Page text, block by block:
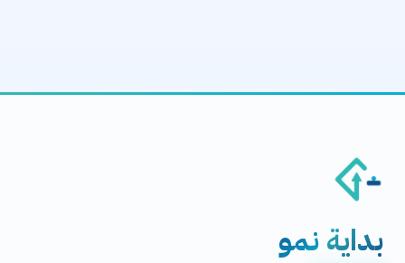
بدايةنمو